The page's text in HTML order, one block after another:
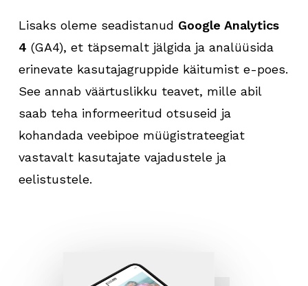
Lisaks oleme seadistanud Google Analytics
4 (GA4), et täpsemalt jälgida ja analüüsida
erinevate kasutajagruppide käitumist e-poes.
See annab väärtuslikku teavet, mille abil
saab teha informeeritud otsuseid ja
kohandada veebipoe müügistrateegiat
vastavalt kasutajate vajadustele ja
eelistustele.